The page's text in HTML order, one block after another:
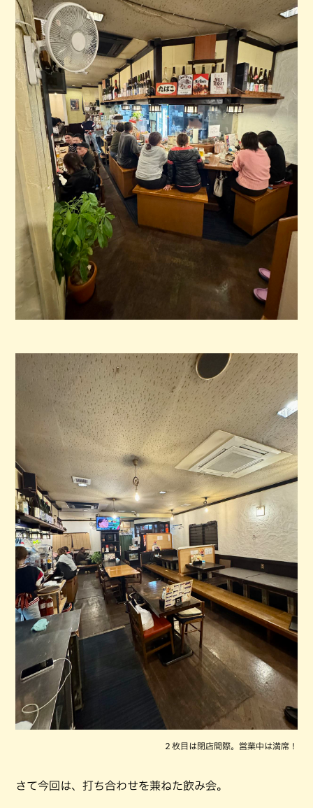
２枚目は閉店間際。営業中は満席！
さて今回は、打ち合わせを兼ねた飲み会。